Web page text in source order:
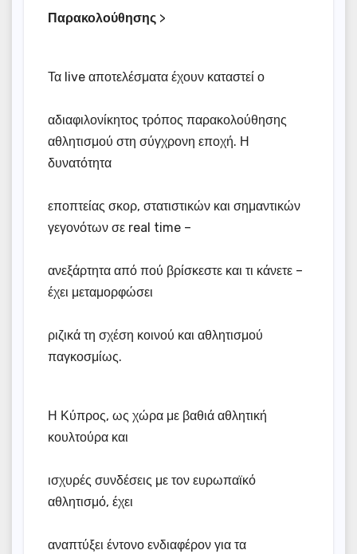
Παρακολούθησης >
Τα live αποτελέσματα έχουν καταστεί ο
αδιαφιλονίκητος τρόπος παρακολούθησης
αθλητισμού στη σύγχρονη εποχή. Η
δυνατότητα
εποπτείας σκορ, στατιστικών και σημαντικών
γεγονότων σε real time –
ανεξάρτητα από πού βρίσκεστε και τι κάνετε –
έχει μεταμορφώσει
ριζικά τη σχέση κοινού και αθλητισμού
παγκοσμίως.
Η Κύπρος, ως χώρα με βαθιά αθλητική
κουλτούρα και
ισχυρές συνδέσεις με τον ευρωπαϊκό
αθλητισμό, έχει
αναπτύξει έντονο ενδιαφέρον για τα